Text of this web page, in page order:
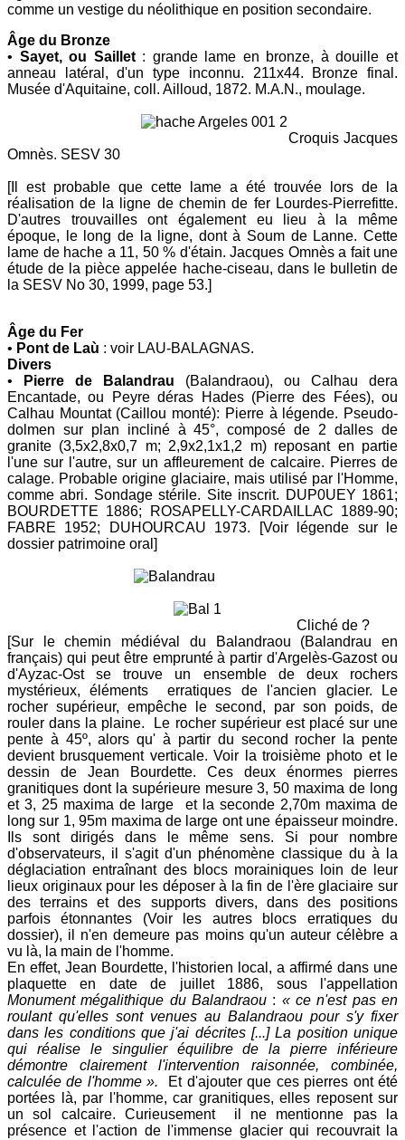
comme un vestige du néolithique en position secondaire.
Âge du Bronze
• Sayet, ou Saillet: grande lame en bronze, à douille et
anneau latéral, d'un type inconnu. 211x44. Bronze final.
Musée d'Aquitaine, coll. Ailloud, 1872. M.A.N., moulage.
Croquis Jacques
Omnès. SESV 30
[Il est probable que cette lame a été trouvée lors de la
réalisation de la ligne de chemin de fer Lourdes-Pierrefitte.
D'autres trouvailles ont également eu lieu à la même
époque, le long de la ligne, dont à Soum de Lanne. Cette
lame de hache a 11, 50 % d'étain. Jacques Omnès a fait une
étude de la pièce appelée hache-ciseau, dans le bulletin de
la SESV No 30, 1999, page 53.]
Âge du Fer
• Pont de Laù : voir LAU-BALAGNAS.
Divers
•
Pierre de Balandrau (Balandraou), ou Calhau dera
Encantade, ou Peyre déras Hades (Pierre des Fées), ou
Calhau Mountat (Caillou monté): Pierre à légende. Pseudo-
dolmen sur plan incliné à 45°, composé de 2 dalles de
granite (3,5x2,8x0,7 m; 2,9x2,1x1,2 m) reposant en partie
l'une sur l'au­tre, sur un affleurement de calcaire. Pierres de
calage. Probable origi­ne glaciaire, mais utilisé par l'Homme,
comme abri. Sondage stérile. Si­te inscrit. DUP0UEY 1861;
BOURDETTE 1886; ROSAPELLY-CARDAILLAC 1889-90;
FABRE 1952; DUHOURCAU 1973. [Voir légende sur le
dossier patrimoine oral]
Cliché de ?
[Sur le chemin médiéval du Balandraou (Balandrau en
français) qui peut être emprunté à partir d'Argelès-Gazost ou
d'Ayzac-Ost se trouve un ensemble de deux rochers
mystérieux, éléments erratiques de l'ancien glacier. Le
rocher supérieur, empêche le second, par son poids, de
rouler dans la plaine. Le rocher supérieur est placé sur une
pente à 45º, alors qu' à partir du second rocher la pente
devient brusquement verticale. Voir la troisième photo et le
dessin de Jean Bourdette. Ces deux énormes pierres
granitiques dont la supérieure mesure 3, 50 maxima de long
et 3, 25 maxima de large et la seconde 2,70m maxima de
long sur 1, 95m maxima de large ont une épaisseur moindre.
Ils sont dirigés dans le même sens. Si pour nombre
d'observateurs, il s'agit d'un phénomène classique du à la
déglaciation entraînant des blocs morainiques loin de leur
lieux originaux pour les déposer à la fin de l'ère glaciaire sur
des terrains et des supports divers, dans des positions
parfois étonnantes (Voir les autres blocs erratiques du
dossier), il n'en demeure pas moins qu'un auteur célèbre a
vu là, la main de l'homme.
En effet, Jean Bourdette, l'historien local, a affirmé dans une
plaquette en date de juillet 1886, sous l'appellation
Monument mégalithique du Balandraou : « ce n'est pas en
roulant qu'elles sont venues au Balandraou pour s'y fixer
dans les conditions que j'ai décrites [...] La position unique
qui réalise le singulier équilibre de la pierre inférieure
démontre clairement l'intervention raisonnée, combinée,
calculée de l'homme ».
Et d'ajouter que ces pierres ont été
portées là, par l'homme, car granitiques, elles reposent sur
un sol calcaire. Curieusement il ne mentionne pas la
présence et l'action de l'immense glacier qui recouvrait la